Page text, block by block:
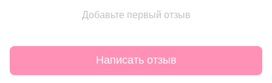
Добавьте первый отзыв
Написать отзыв